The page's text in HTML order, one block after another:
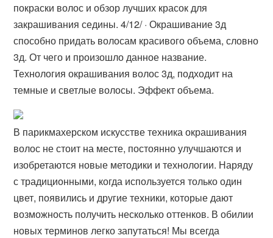
покраски волос и обзор лучших красок для
закрашивания седины. 4/12/ · Окрашивание 3д
способно придать волосам красивого объема, словно
3д. От чего и произошло данное название.
Технология окрашивания волос 3д, подходит на
темные и светлые волосы. Эффект объема.
В парикмахерском искусстве техника окрашивания
волос не стоит на месте, постоянно улучшаются и
изобретаются новые методики и технологии. Наряду
с традиционными, когда используется только один
цвет, появились и другие техники, которые дают
возможность получить несколько оттенков. В обилии
новых терминов легко запутаться! Мы всегда